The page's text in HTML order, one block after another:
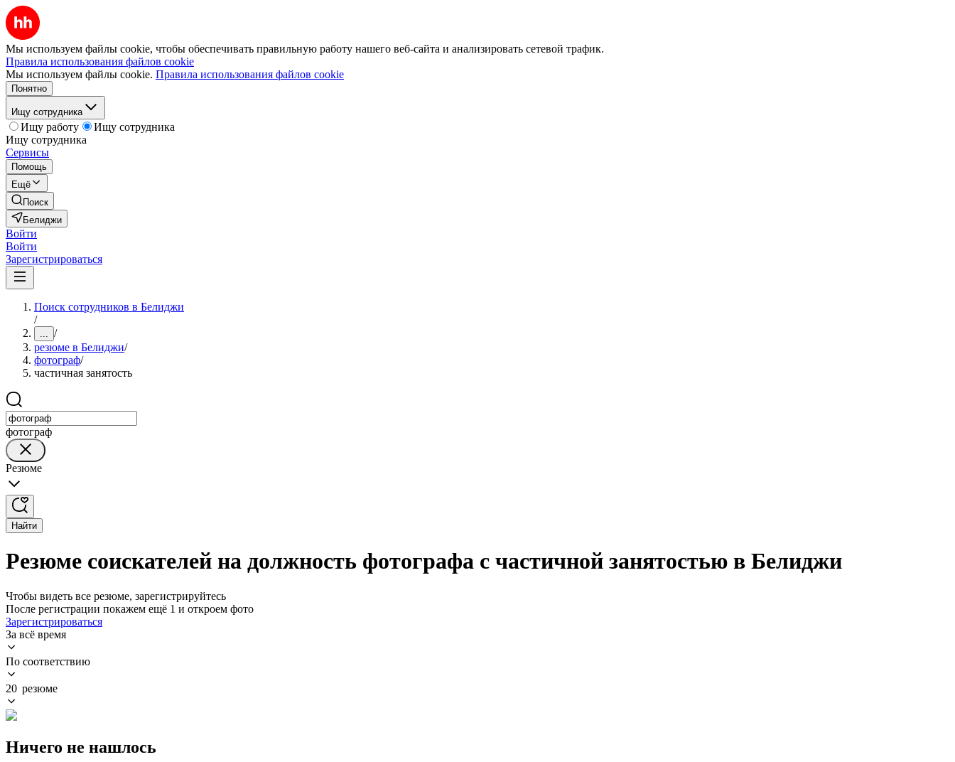
Мы используем файлы cookie, чтобы обеспечивать правильную работу нашего веб-сайта и анализировать сетевой трафик.
Правила использования файлов cookie
Мы используем файлы cookie. Правила использования файлов cookie
Понятно
Ищу сотрудника
Ищу работу
Ищу сотрудника
Ищу сотрудника
Сервисы
Помощь
Ещё
Поиск
Белиджи
Войти
Войти
Зарегистрироваться
Поиск сотрудников в Белиджи
/
... /
резюме в Белиджи/
фотограф/
частичная занятость
фотограф
Резюме
Найти
Резюме соискателей на должность фотографа с частичной занятостью в Белиджи
Чтобы видеть все резюме, зарегистрируйтесь
После регистрации покажем ещё 1 и откроем фото
Зарегистрироваться
За всё время
По соответствию
20 резюме
Ничего не нашлось